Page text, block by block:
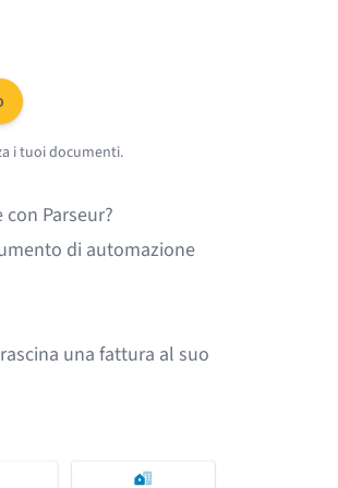
i tuoi documenti.
Parseur?
di automazione
una fattura al suo